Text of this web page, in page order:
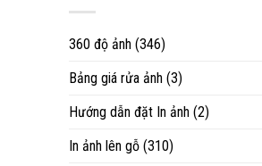
360 độ ảnh (346)
Bảng giá rửa ảnh (3)
Hướng dẫn đặt In ảnh (2)
In ảnh lên gỗ (310)